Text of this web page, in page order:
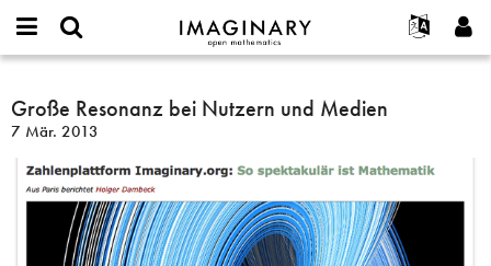
IMAGINARY
open
Français
한국어
Español
Türkçe
Programme
Hands-on
Filme
Texte
Projekte
Kontakt
or
username
*
Passwort
Neues Benutzerkonto erstellen
Suche
Große
Resonanz
bei
Nutzern
und
Medien
Große Resonanz bei Nutzern und Medien
7 Mär. 2013